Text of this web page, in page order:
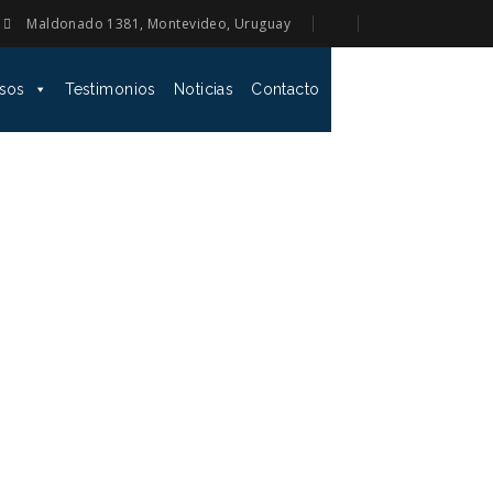
Maldonado 1381, Montevideo, Uruguay
Testimonios Noticias Contacto